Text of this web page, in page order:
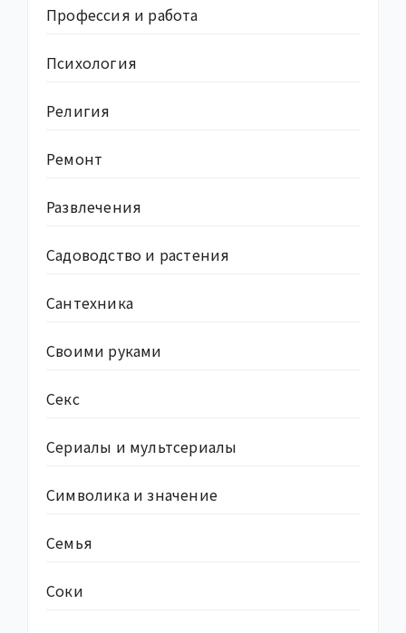
Профессия и работа
Психология
Религия
Ремонт
Развлечения
Садоводство и растения
Сантехника
Своими руками
Секс
Сериалы и мультсериалы
Символика и значение
Семья
Соки